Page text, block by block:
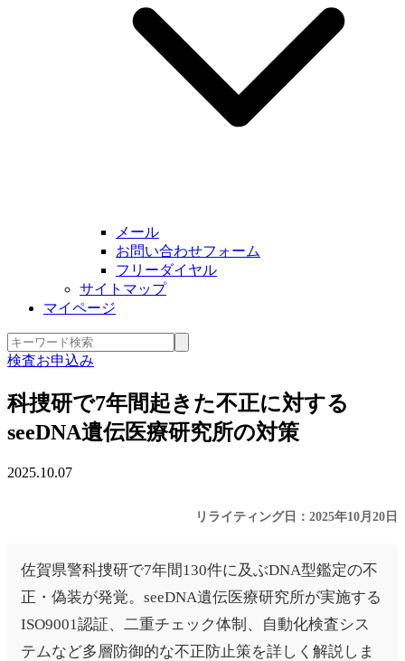
メール
お問い合わせフォーム
フリーダイヤル
サイトマップ
マイページ
検査お申込み
科捜研で7年間起きた不正に対する
seeDNA遺伝医療研究所の対策
2025.10.07
リライティング日：2025年10月20日
佐賀県警科捜研で7年間130件に及ぶDNA型鑑定の不
正・偽装が発覚。seeDNA遺伝医療研究所が実施する
ISO9001認証、二重チェック体制、自動化検査シス
テムなど多層防御的な不正防止策を詳しく解説しま